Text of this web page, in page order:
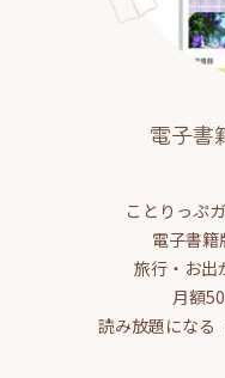
電子書
ことりっぷ
電子書籍
旅行・お出
月額
読み放題になる